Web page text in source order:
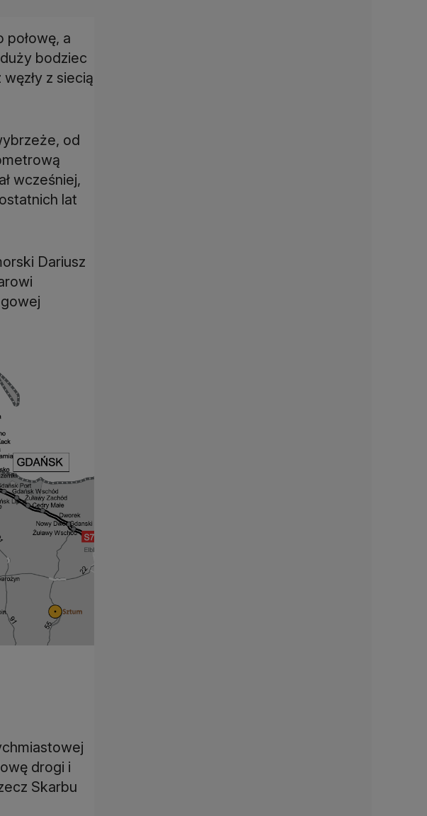
a
bodziec
z siecią
od
wcześniej,
lat
Dariusz
drogi i
Skarbu